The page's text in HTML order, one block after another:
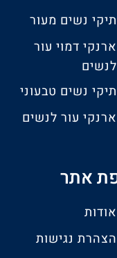
תיקי נשים מעור
ארנקי דמוי עור
לנשים
תיקי נשים טבעוני
ארנקי עור לנשים
אתר
אודות
הצהרת נגישות